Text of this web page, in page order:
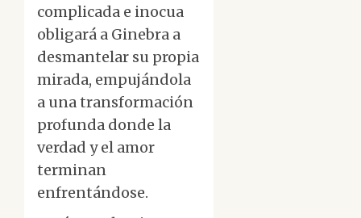
complicada e inocua
obligará a Ginebra a
desmantelar su propia
mirada, empujándola
a una transformación
profunda donde la
verdad y el amor
terminan
enfrentándose.